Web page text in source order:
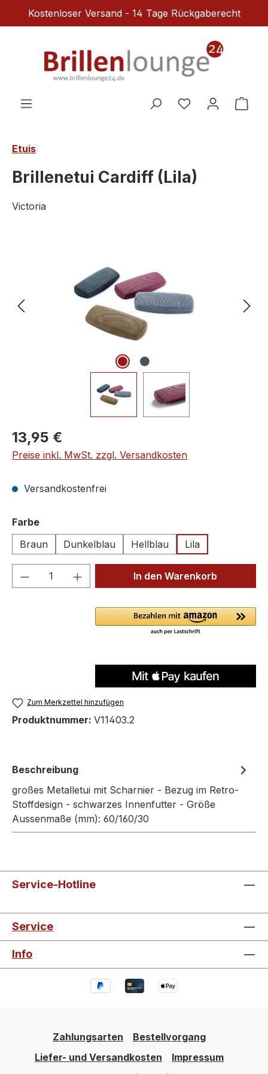
Zum Hauptinhalt springen
Kostenloser Versand - 14 Tage Rückgaberecht
Du hast 0
Etuis
Brillenetui Cardiff (Lila)
Victoria
Regulärer Preis:
13,95 €
Preise inkl. MwSt. zzgl. Versandkosten
Versandkostenfrei
Farbeauswählen
Braun
Dunkelblau Hellblau Lila
Produkt Anzahl: Gib denIn den Warenkorb
Zum Merkzettel hinzufügen
Produktnummer: V11403.2
Beschreibung
großes Metalletui mit Scharnier - Bezug im Retro-
Stoffdesign - schwarzes Innenfutter - Größe
Aussenmaße (mm): 60/160/30
Service-Hotline
Service
Info
Zahlungsarten
Bestellvorgang
Liefer- und Versandkosten
Impressum